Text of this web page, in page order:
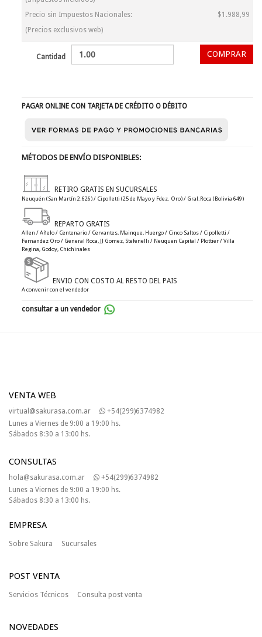
Precio sin Impuestos Nacionales:
$1.988,99
(Precios exclusivos web)
Cantidad
PAGAR ONLINE CON TARJETA DE CRÉDITO O DÉBITO
MÉTODOS DE ENVÍO DISPONIBLES:
RETIRO GRATIS EN SUCURSALES
Neuquén (San Martín 2.626) / Cipolletti (25 de Mayo y Fdez. Oro) / Gral.Roca (Bolivia 649)
REPARTO GRATIS
Allen / Añelo / Centenario / Cervantes, Mainque, Huergo / Cinco Saltos / Cipolletti /
Fernandez Oro / General Roca, JJ Gomez, Stefenelli / Neuquen Capital / Plottier / Villa
Regina, Godoy, Chichinales
ENVIO CON COSTO AL RESTO DEL PAIS
A convenir con el vendedor
consultar a un vendedor
VENTA WEB
virtual@sakurasa.com.ar
+54(299)6374982
Lunes a Viernes de 9:00 a 19:00 hs.
Sábados 8:30 a 13:00 hs.
CONSULTAS
hola@sakurasa.com.ar
+54(299)6374982
Lunes a Viernes de 9:00 a 19:00 hs.
Sábados 8:30 a 13:00 hs.
EMPRESA
Sobre Sakura Sucursales
POST VENTA
Servicios Técnicos Consulta post venta
NOVEDADES